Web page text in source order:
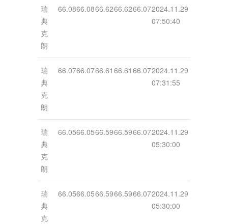
瑞
典
克
朗
66.0866.0866.6266.6266.072024.11.29
07:50:40
瑞
典
克
朗
66.0766.0766.61 66.61 66.072024.11.29
07:31:55
瑞
典
克
朗
66.0566.0566.5966.5966.072024.11.29
05:30:00
瑞
典
克
66.0566.0566.5966.5966.072024.11.29
05:30:00